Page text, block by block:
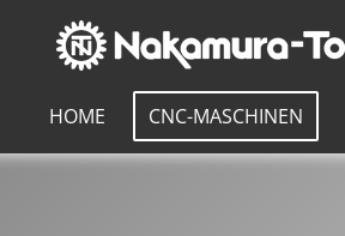
Hauptinhalt
springen
HOME CNC-MASCHINEN